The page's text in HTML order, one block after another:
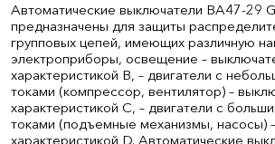
Автоматические выключатели ВА47-29
предназначены для защиты
групповых цепей, имеющих различную
электроприборы, освещение –
характеристикой В, – двигатели с
токами (компрессор, вентилятор) –
характеристикой C, – двигатели с
токами (подъемные механизмы, насосы)
характеристикой D. Автоматические